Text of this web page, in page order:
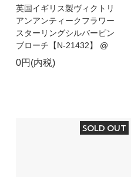
英国イギリス製ヴィクトリ
アンアンティークフラワー
スターリングシルバーピン
ブローチ【N-21432】 @
0円(内税)
SOLD OUT